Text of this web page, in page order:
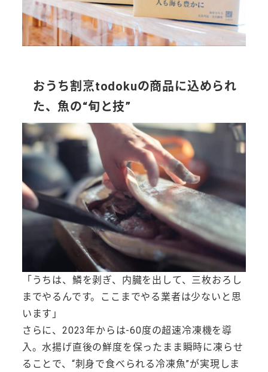
おうち割烹todokuの商品に込められ
た、魚の“旬と技”
「うちは、鱗を剥ぎ、内臓を出して、三枚おろし
までやるんです。ここまでやる業者は少ないと思
います」
さらに、2023年からは-60度の超速冷凍機を導
入。水揚げ直後の鮮度を保ったまま瞬時に凍らせ
ることで、“刺身で食べられる冷凍魚”が実現しま